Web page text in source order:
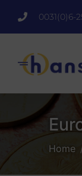
0031(0)6-
Home